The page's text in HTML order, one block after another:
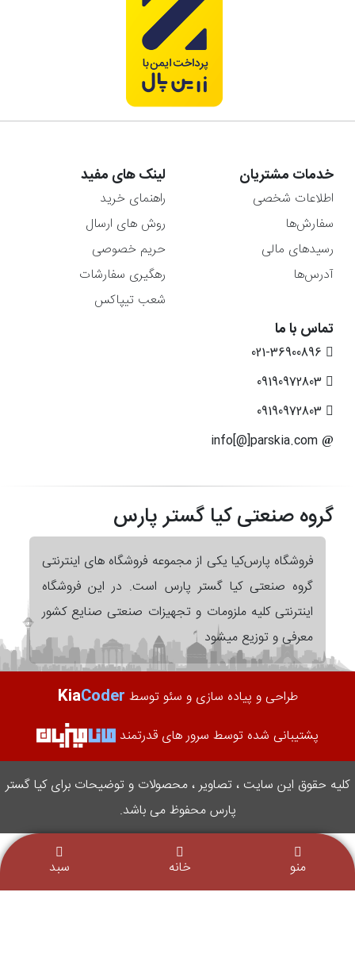
خدمات مشتریان
اطلاعات شخصی
سفارش‌ها
رسیدهای مالی
آدرس‌ها
لینک های مفید
راهنمای خرید
روش های ارسال
حریم خصوصی
رهگیری سفارشات
شعب تیپاکس
تماس با ما
گروه صنعتی کیا گستر پارس
فروشگاه پارس‌کیا یکی از مجموعه فروشگاه های اینترنتی
گروه صنعتی کیا گستر پارس است. در این فروشگاه
اینترنتی کلیه ملزومات و تجهیزات صنعتی صنایع کشور
معرفی و توزیع میشود
طراحی و پیاده سازی و سئو توسط KiaCoder
پشتیبانی شده توسط سرور های قدرتمند
کلیه حقوق این سایت ، تصاویر ، محصولات و توضیحات برای کیا گستر
پارس محفوظ می باشد.
منو خانه سبد